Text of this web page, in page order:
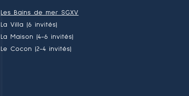
Les Bains de mer SGXV
La Villa (6 invités)
La Maison (4-6 invités)
Le Cocon (2-4 invités)